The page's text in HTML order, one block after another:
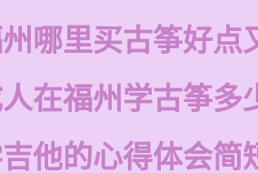
哪里买古筝好点
在福州学古筝多
他的心得体会简